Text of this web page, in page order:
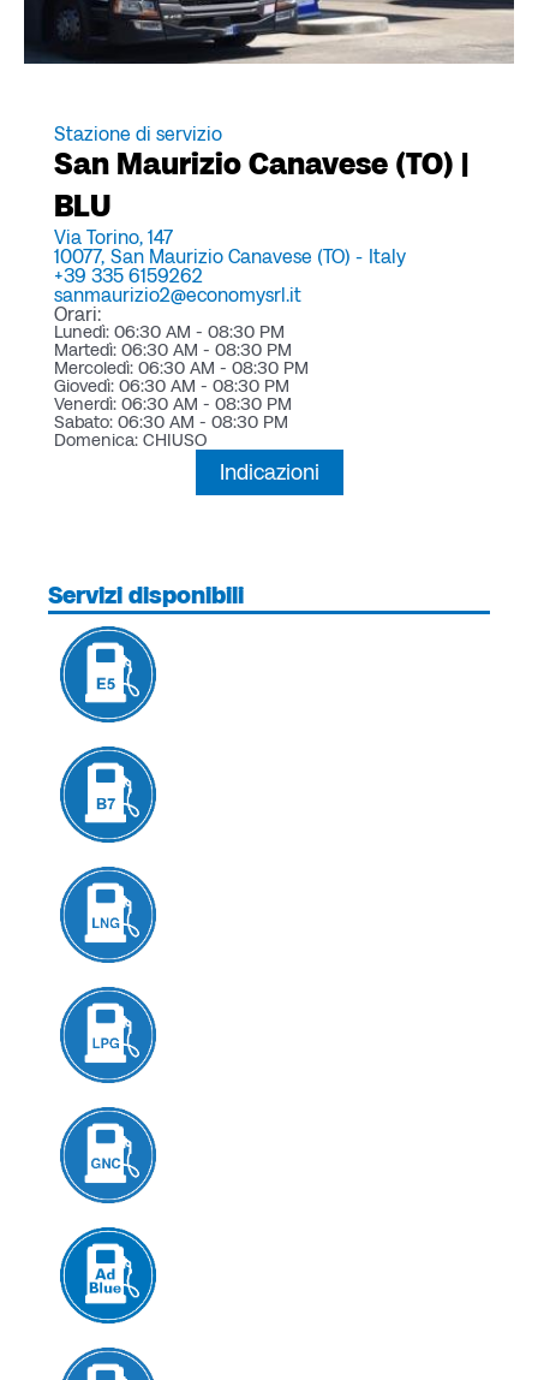
Stazione di servizio
San Maurizio Canavese (TO) |
BLU
Via Torino, 147
10077, San Maurizio Canavese (TO) - Italy
+39 335 6159262
sanmaurizio2@economysrl.it
Orari:
Lunedì: 06:30 AM - 08:30 PM
Martedì: 06:30 AM - 08:30 PM
Mercoledì: 06:30 AM - 08:30 PM
Giovedì: 06:30 AM - 08:30 PM
Venerdì: 06:30 AM - 08:30 PM
Sabato: 06:30 AM - 08:30 PM
Domenica: CHIUSO
Indicazioni
Servizi disponibili